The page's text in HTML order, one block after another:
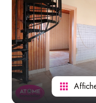
L'agence
nos
services